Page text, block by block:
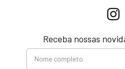
Receba nossas